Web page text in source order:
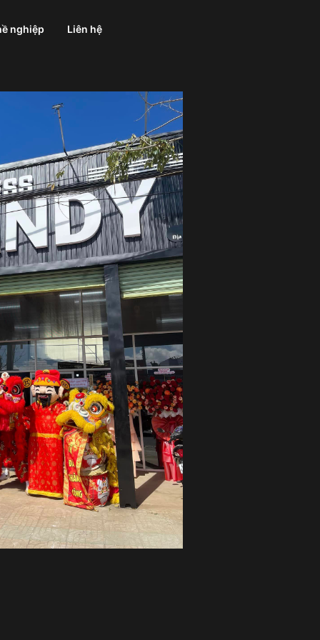
nghiệp Liên hệ